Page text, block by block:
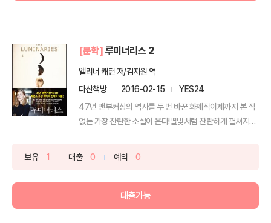
[문학] 루미너리스 2
앨리너 캐턴 저/김지원 역
다산책방
2016-02-15
YES24
47년 맨부커상의 역사를 두 번 바꾼 화제작이제까지 본 적
없는 가장 찬란한 소설이 온다!별빛처럼 찬란하게 펼쳐지는
보유 1 대출 0 예약 0
대출가능